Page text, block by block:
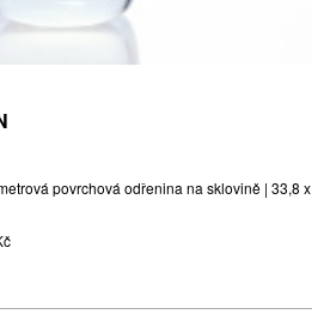
povrchová odřenina na sklovině | 33,8 x